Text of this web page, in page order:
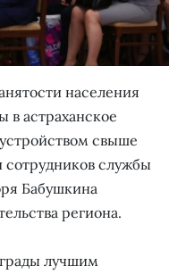
населения
в астраханское
свыше
сотрудников службы
Бабушкина
региона.
лучшим